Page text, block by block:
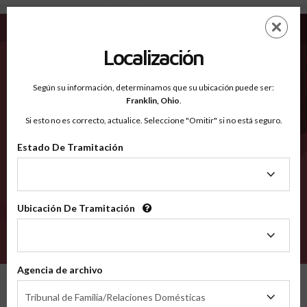
Wayne IN - Condados Reconocidos
EN
Condados Reconocidos
2600
Localización
Según su información, determinamos que su ubicación puede ser:
Franklin, Ohio.
Si esto no es correcto, actualice. Seleccione "Omitir" si no está seguro.
Estado De Tramitación
Tramitación
Ubicación De Tramitación
Tramitación
Agencia de archivo
Tribunal de Familia/Relaciones Domésticas
de